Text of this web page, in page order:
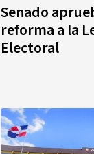
Senado
reforma a la
Electoral